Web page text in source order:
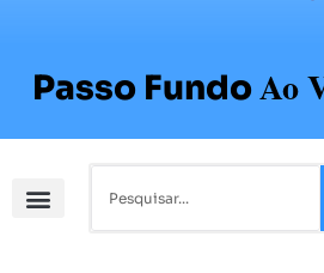
Passo FundoAo